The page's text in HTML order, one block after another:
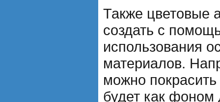
Также цветовые
создать с
использования
материалов.
можно
будет как фоном